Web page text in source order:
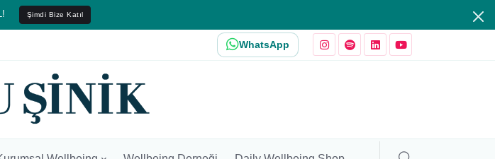
Şimdi Bize Katıl
WhatsApp